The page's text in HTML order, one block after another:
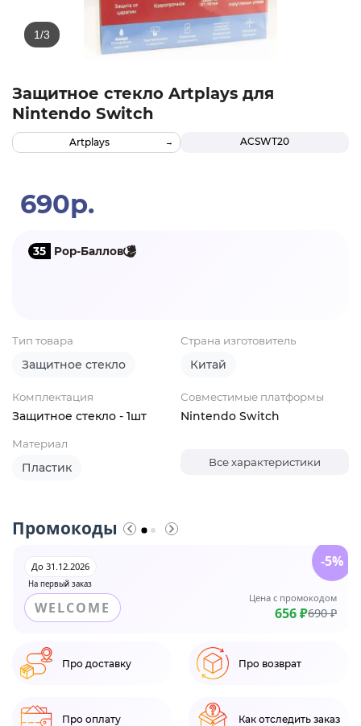
Защитное стекло Artplays для
Nintendo Switch
ACSWT20
Artplays
690р.
35 Pop-Баллов
Тип товара
Защитное стекло
Страна изготовитель
Китай
Комплектация
Защитное стекло - 1шт
Совместимые платформы
Nintendo Switch
Материал
Пластик Все характеристики
Промокоды
На первый заказ
До 31.12.2026
WELCOME
Цена с промокодом
656 ₽690 ₽
-5%
Про доставку Про возврат
Про оплату Как отследить заказ